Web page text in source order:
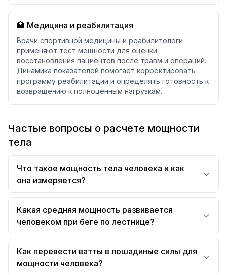
🏥 Медицина и реабилитация
Врачи спортивной медицины и реабилитологи
применяют тест мощности для оценки
восстановления пациентов после травм и операций.
Динамика показателей помогает корректировать
программу реабилитации и определять готовность к
возвращению к полноценным нагрузкам.
Частые вопросы о расчете мощности
тела
Что такое мощность тела человека и как
она измеряется?
Какая средняя мощность развивается
человеком при беге по лестнице?
Как перевести ватты в лошадиные силы для
мощности человека?